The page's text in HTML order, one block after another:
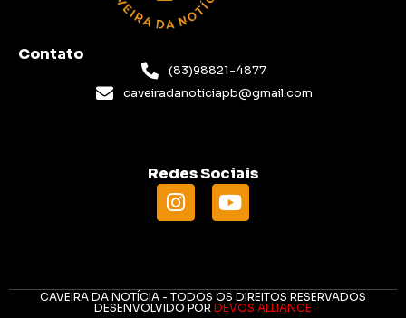
Contato
(83)98821-4877
caveiradanoticiapb@gmail.com
Redes Sociais
CAVEIRA DA NOTÍCIA - TODOS OS DIREITOS RESERVADOS
DESENVOLVIDO POR DEVOS ALLIANCE